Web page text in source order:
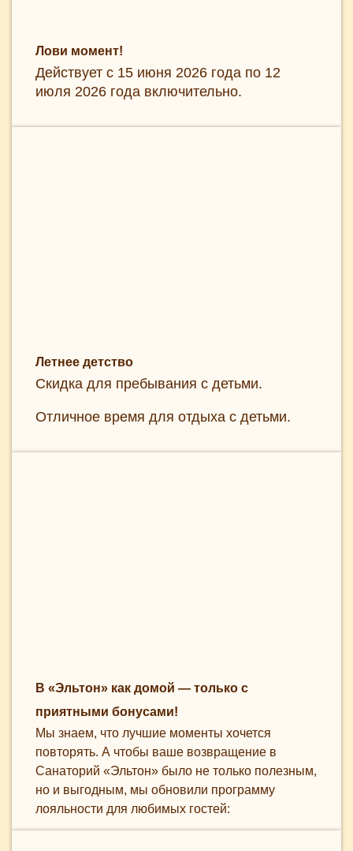
Лови момент!
Действует с 15 июня 2026 года по 12
июля 2026 года включительно.
Летнее детство
Скидка для пребывания с детьми.
Отличное время для отдыха с детьми.
В «Эльтон» как домой — только с
приятными бонусами!
Мы знаем, что лучшие моменты хочется
повторять. А чтобы ваше возвращение в
Санаторий «Эльтон» было не только полезным,
но и выгодным, мы обновили программу
лояльности для любимых гостей: